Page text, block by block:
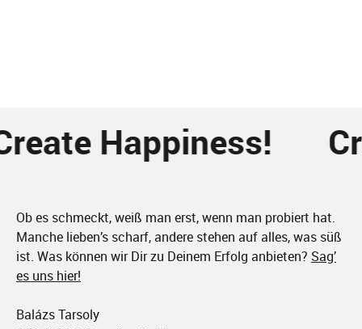
Happiness!
Ob es schmeckt, weiß man erst, wenn man probiert hat.
Manche lieben’s scharf, andere stehen auf alles, was süß
ist. Was können wir Dir zu Deinem Erfolg anbieten? Sag’
es uns hier!
Balázs Tarsoly